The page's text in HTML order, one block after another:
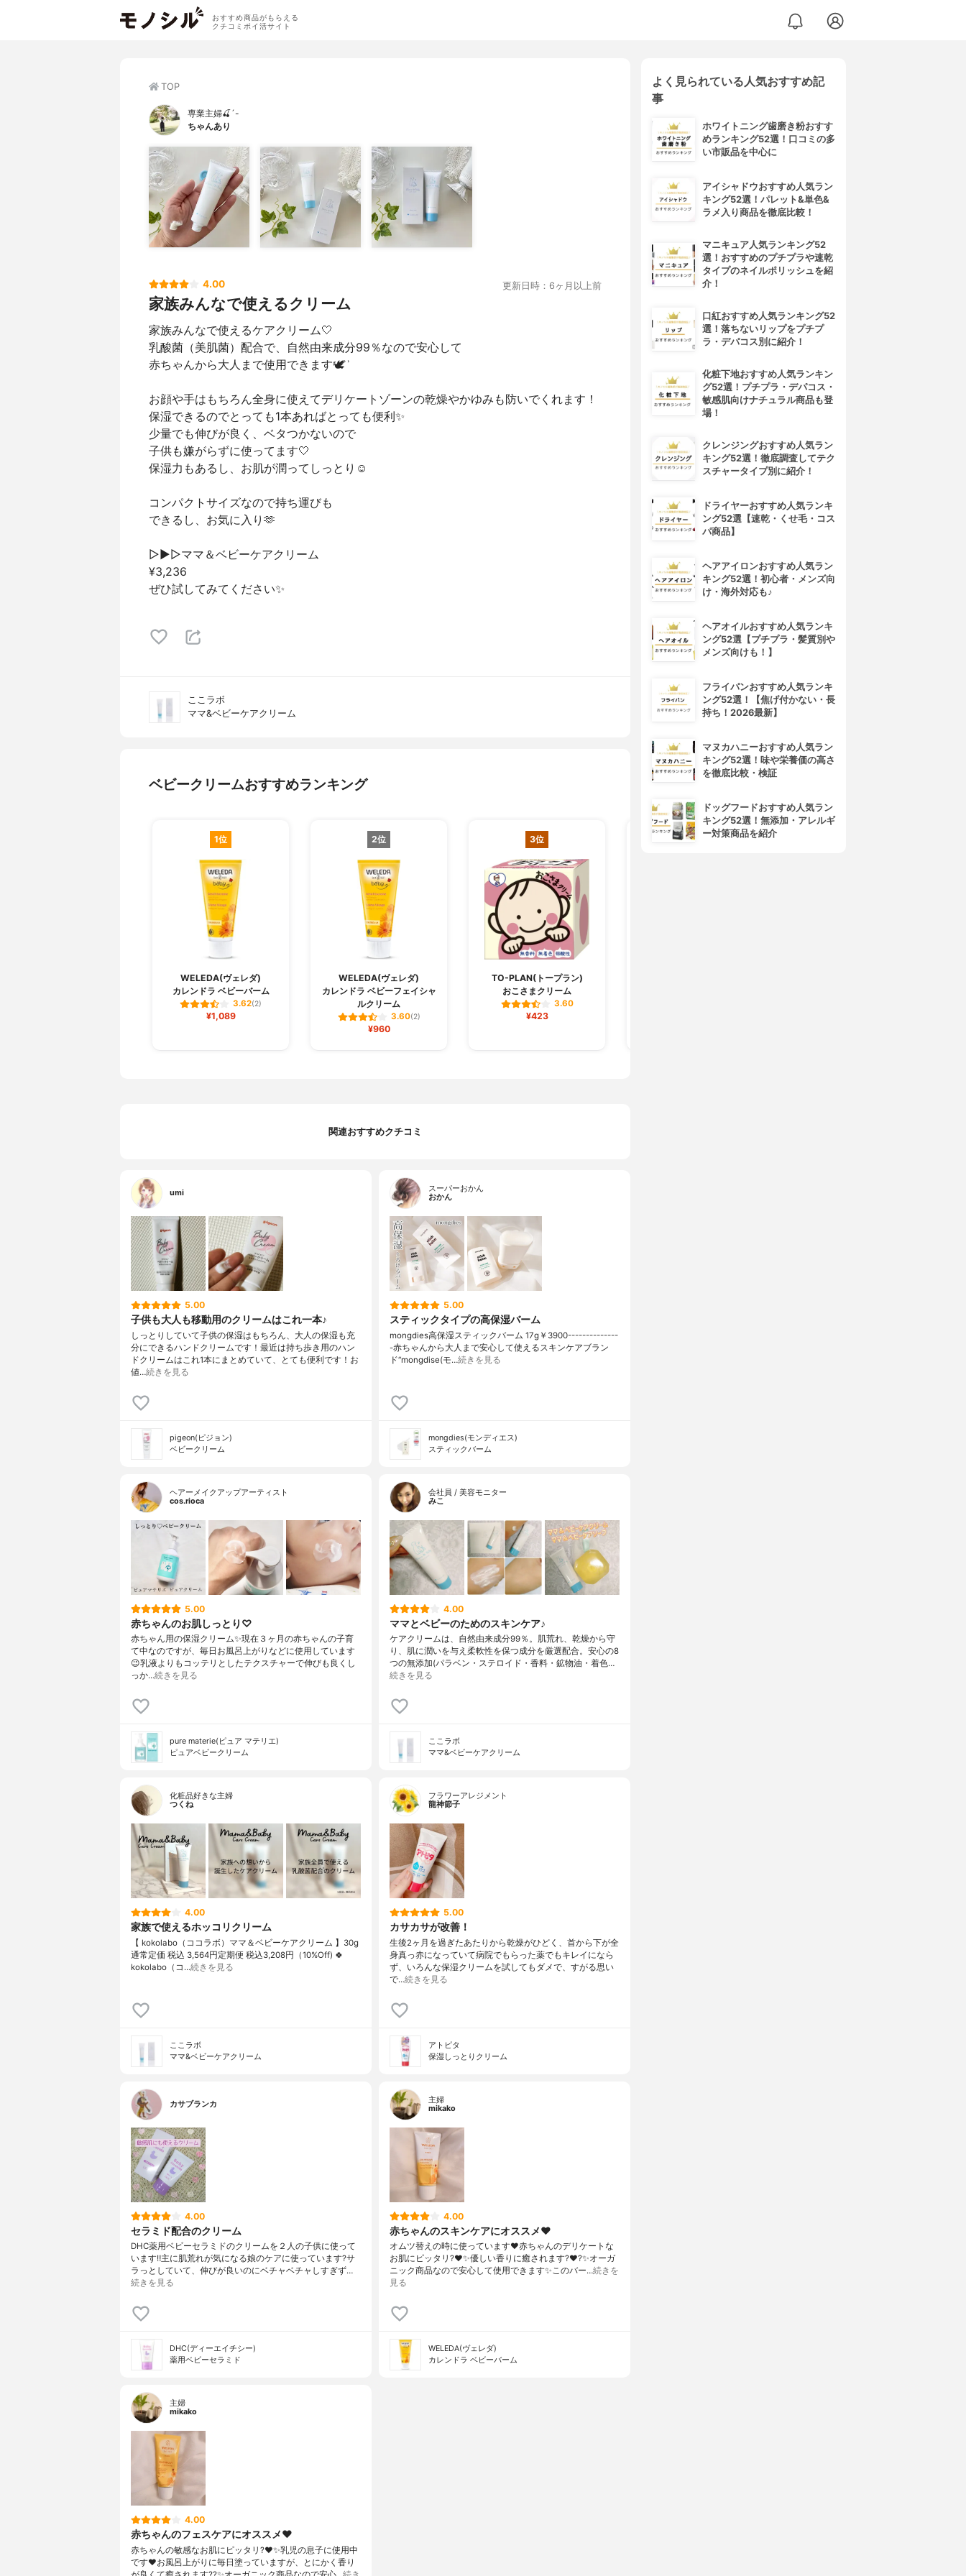
おすすめ商品がもらえる
クチコミポイ活サイト
TOP
専業主婦🍒´-
ちゃんあり
4.00 更新日時：6ヶ月以上前
家族みんなで使えるクリーム
家族みんなで使えるケアクリーム🤍
乳酸菌（美肌菌）配合で、自然由来成分99％なので安心して
赤ちゃんから大人まで使用できます🕊 ͗ ͗
お顔や手はもちろん全身に使えてデリケートゾーンの乾燥やかゆみも防いでくれます！
保湿できるのでとっても1本あればとっても便利✨️
少量でも伸びが良く、ベタつかないので
子供も嫌がらずに使ってます🤍
保湿力もあるし、お肌が潤ってしっとり☺️
コンパクトサイズなので持ち運びも
できるし、お気に入り🫶
▷▶︎▷ママ＆ベビーケアクリーム
¥3,236
ぜひ試してみてください✨️
ここラボ
ママ&ベビーケアクリーム
ベビークリームおすすめランキング
1位
WELEDA(ヴェレダ)
カレンドラ ベビーバーム
3.62(2)
¥1,089
2位
WELEDA(ヴェレダ)
カレンドラ ベビーフェイシャ
ルクリーム
3.60(2)
¥960
3位
TO-PLAN(トープラン)
おこさまクリーム
3.60
¥423
4位
関連おすすめクチコミ
umi
5.00
子供も大人も移動用のクリームはこれ一本♪
しっとりしていて子供の保湿はもちろん、大人の保湿も充
分にできるハンドクリームです！最近は持ち歩き用のハン
ドクリームはこれ1本にまとめていて、とても便利です！お
値…続きを見る
pigeon(ピジョン)
ベビークリーム
スーパーおかん
おかん
5.00
スティックタイプの高保湿バーム
mongdies高保湿スティックバーム 17g￥3900--------------
-赤ちゃんから大人まで安心して使えるスキンケアブラン
ド“mongdise(モ…続きを見る
mongdies(モンディエス)
スティックバーム
ヘアーメイクアップアーティスト
cos.rioca
5.00
赤ちゃんのお肌しっとり♡
赤ちゃん用の保湿クリーム✨現在３ヶ月の赤ちゃんの子育
て中なのですが、毎日お風呂上がりなどに使用しています
😉乳液よりもコッテリとしたテクスチャーで伸びも良くし
っか…続きを見る
pure materie(ピュア マテリエ)
ピュアベビークリーム
会社員 / 美容モニター
みこ
4.00
ママとベビーのためのスキンケア♪
ケアクリームは、自然由来成分99％。肌荒れ、乾燥から守
り、肌に潤いを与え柔軟性を保つ成分を厳選配合。安心の8
つの無添加(パラベン・ステロイド・香料・鉱物油・着色…
続きを見る
ここラボ
ママ&ベビーケアクリーム
化粧品好きな主婦
つくね
4.00
家族で使えるホッコリクリーム
【 kokolabo（ココラボ）ママ＆ベビーケアクリーム 】30g
通常定価 税込 3,564円定期便 税込3,208円（10%Off) 🍀
kokolabo（コ…続きを見る
ここラボ
ママ&ベビーケアクリーム
フラワーアレジメント
龍神節子
5.00
カサカサが改善！
生後2ヶ月を過ぎたあたりから乾燥がひどく、首から下が全
身真っ赤になっていて病院でもらった薬でもキレイになら
ず、いろんな保湿クリームを試してもダメで、すがる思い
で…続きを見る
アトピタ
保湿しっとりクリーム
カサブランカ
4.00
セラミド配合のクリーム
DHC薬用ベビーセラミドのクリームを２人の子供に使って
います‼️主に肌荒れが気になる娘のケアに使っています?サ
ラっとしていて、伸びが良いのにベチャベチャしすぎず…
続きを見る
DHC(ディーエイチシー)
薬用ベビーセラミド
主婦
mikako
4.00
赤ちゃんのスキンケアにオススメ❤️
オムツ替えの時に使っています❤️赤ちゃんのデリケートな
お肌にピッタリ?❤️✨優しい香りに癒されます?❤️?✨オーガ
ニック商品なので安心して使用できます✨このバー…続きを
見る
WELEDA(ヴェレダ)
カレンドラ ベビーバーム
主婦
mikako
4.00
赤ちゃんのフェスケアにオススメ❤️
赤ちゃんの敏感なお肌にピッタリ?❤️✨乳児の息子に使用中
です❤️お風呂上がりに毎日塗っていますが、とにかく香り
よく見られている人気おすすめ記
事
ホワイトニング歯磨き粉おすす
めランキング52選！口コミの多
い市販品を中心に
アイシャドウおすすめ人気ラン
キング52選！パレット&単色&
ラメ入り商品を徹底比較！
マニキュア人気ランキング52
選！おすすめのプチプラや速乾
タイプのネイルポリッシュを紹
介！
口紅おすすめ人気ランキング52
選！落ちないリップをプチプ
ラ・デパコス別に紹介！
化粧下地おすすめ人気ランキン
グ52選！プチプラ・デパコス・
敏感肌向けナチュラル商品も登
場！
クレンジングおすすめ人気ラン
キング52選！徹底調査してテク
スチャータイプ別に紹介！
ドライヤーおすすめ人気ランキ
ング52選【速乾・くせ毛・コス
パ商品】
ヘアアイロンおすすめ人気ラン
キング52選！初心者・メンズ向
け・海外対応も♪
ヘアオイルおすすめ人気ランキ
ング52選【プチプラ・髪質別や
メンズ向けも！】
フライパンおすすめ人気ランキ
ング52選！【焦げ付かない・長
持ち！2026最新】
マヌカハニーおすすめ人気ラン
キング52選！味や栄養価の高さ
を徹底比較・検証
ドッグフードおすすめ人気ラン
キング52選！無添加・アレルギ
ー対策商品を紹介